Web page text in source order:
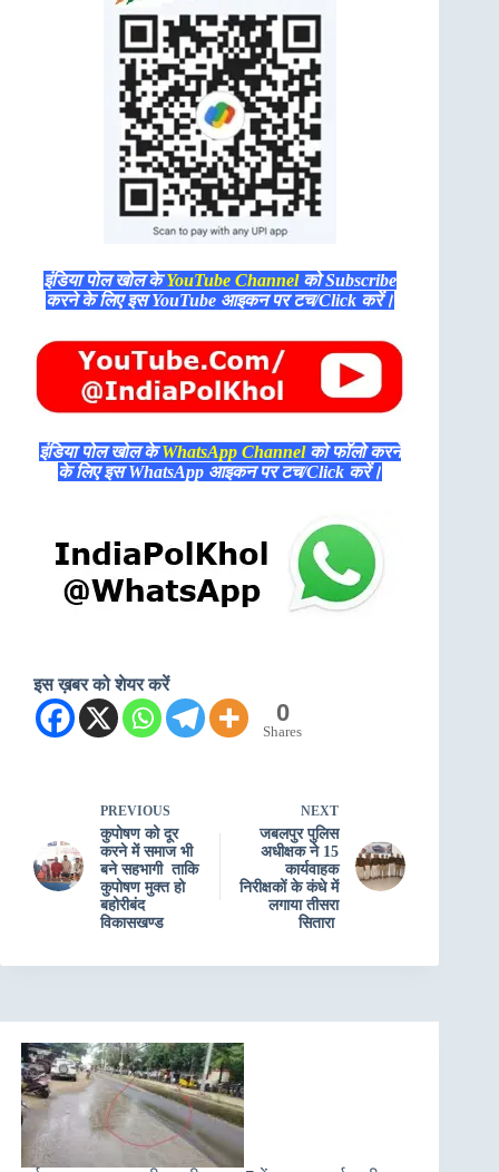
इंडिया पोल खोल केYouTube Channelको Subscribe
करने के लिए इस YouTube आइकन पर टच/Click करें।
इंडिया पोल खोल केWhatsApp Channelको फॉलो करने
के लिए इस WhatsApp आइकन पर टच/Click करें।
इस ख़बर को शेयर करें
0
Shares
PREVIOUS
कुपोषण को दूर
करने में समाज भी
बने सहभागी ताकि
कुपोषण मुक्त हो
बहोरीबंद
विकासखण्ड
NEXT
जबलपुर पुलिस
अधीक्षक ने 15
कार्यवाहक
निरीक्षकों के कंधे में
लगाया तीसरा
सितारा